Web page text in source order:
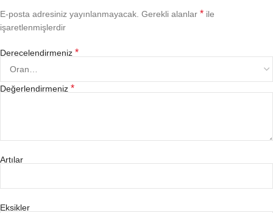
E-posta adresiniz yayınlanmayacak. Gerekli alanlar * ile
işaretlenmişlerdir
Derecelendirmeniz *
Değerlendirmeniz *
Artılar
Eksikler